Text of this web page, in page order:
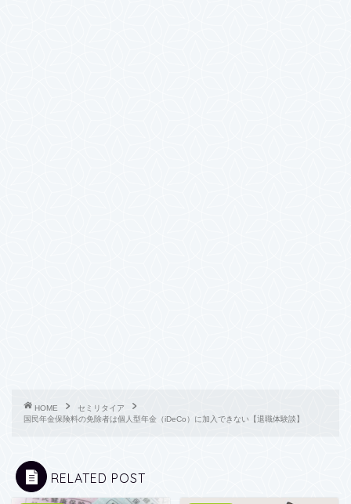
HOME
セミリタイア
国民年金保険料の免除者は個人型年金（iDeCo）に加入できない【退職体験談】
RELATED POST